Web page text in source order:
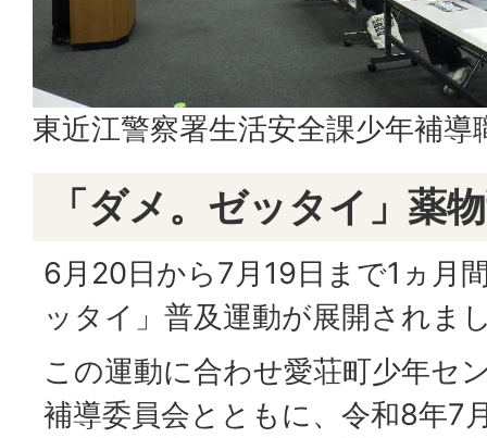
東近江警察署生活安全課少年
「ダメ。ゼッタイ」薬
6月20日から7月19日まで1ヵ月
ッタイ」普及運動が展開されま
この運動に合わせ愛荘町少年セ
補導委員会とともに、令和8年7